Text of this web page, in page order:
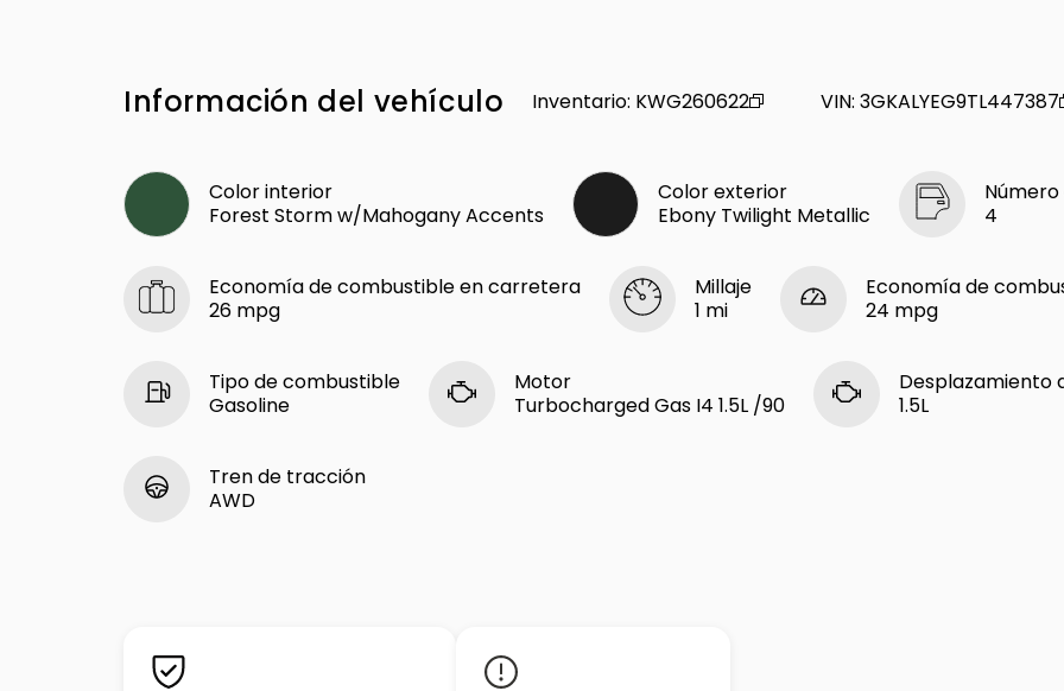
Información del vehículo Inventario: KWG260622 VIN:3GKALYEG9TL447387
Color interior
Forest Storm w/Mahogany Accents
Color exterior
Ebony Twilight Metallic
4
Economía de combustible en carretera
26 mpg
Millaje
1 mi
Economía de
24 mpg
Tipo de combustible
Gasoline
Motor
Turbocharged Gas I4 1.5L /90
Desplazamiento
1.5L
Tren de tracción
AWD